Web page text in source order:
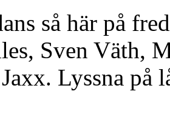
så här på
Sven Väth,
Lyssna på